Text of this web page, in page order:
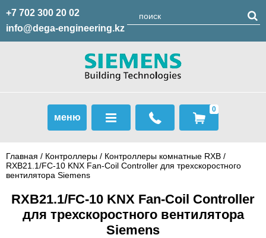
+7 702 300 20 02
info@dega-engineering.kz
меню
0
Главная / Контроллеры / Контроллеры комнатные RXB /
RXB21.1/FC-10 KNX Fan-Coil Controller для трехскоростного
вентилятора Siemens
RXB21.1/FC-10 KNX Fan-Coil Controller
для трехскоростного вентилятора
Siemens